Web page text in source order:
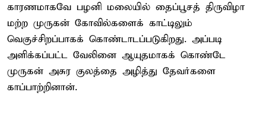
காரணமாகவே பழனி மலையில் தைப்பூசத் திருவிழா
மற்ற முருகன் கோவில்களைக் காட்டிலும்
வெகுச்சிறப்பாகக் கொண்டாடப்படுகிறது. அப்படி
அளிக்கப்பட்ட வேலினை ஆயுதமாகக் கொண்டே
முருகன் அசுர குலத்தை அழித்து தேவர்களை
காப்பாற்றினான்.